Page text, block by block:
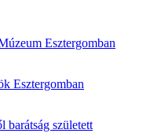
Esztergomban
Esztergomban
barátság született